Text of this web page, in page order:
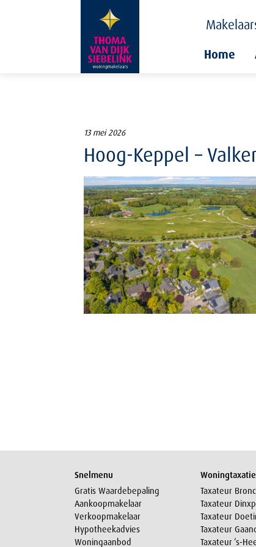
Home
13 mei 2026
Hoog-Keppel –
Snelmenu
Gratis Waardebepaling
Aankoopmakelaar
Verkoopmakelaar
Hypotheekadvies
Woningaanbod
Woningtaxatie
Taxateur
Taxateur
Taxateur
Taxateur
Taxateur ‘s-